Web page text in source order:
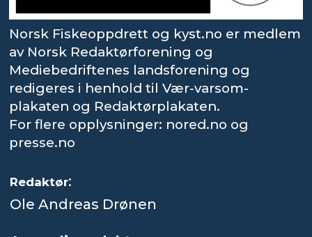
Norsk Fiskeoppdrett og kyst.no er medlem
av Norsk Redaktørforening og
Mediebedriftenes landsforening og
redigeres i henhold til Vær-varsom-
plakaten og Redaktørplakaten.
For flere opplysninger: nored.no og
presse.no
Redaktør:
Ole Andreas Drønen